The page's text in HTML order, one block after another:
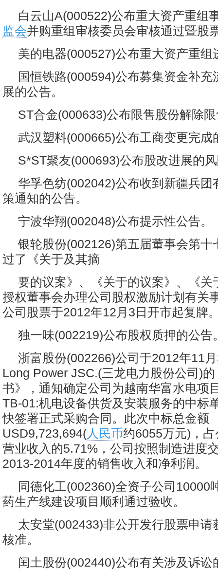
白云山A(000522)公布重大资产重组
监会并购重组审核委员会审核通过暨股
美的电器(000527)公布重大资产重组
国恒铁路(000594)公布募集资金补充
展的公告。
ST合金(000633)公布限售股份解除
武汉塑料(000665)公布工商变更完成
S*ST聚友(000693)公布股改进展的
华孚色纺(002042)公布收到新疆兵团
策通知的公告。
宁波华翔(002048)公布提示性公告。
银轮股份(002126)第五届董事会第十
过了《关于及其摘
要的议案》、《关于的议案》、《关
授权董事会办理公司股权激励计划有关
公司股票于2012年12月3日开市起复牌
独一味(002219)公布股权质押的公告
浙富股份(002266)公司于2012年11
Long Power JSC.(三龙电力股份公司)
书》，通知确定公司为越南华富水电项
TB-01:机电设备供货及安装服务的中标
快签署正式采购合同。此次中标总金额
USD9,723,694(人民币约6055万元)，
营业收入的5.71%，公司按照制造进度
2013-2014年度的销售收入和净利润。
同德化工(002360)全资子公司10000
药生产线建设项目顺利通过验收。
太安堂(002433)非公开发行股票申请
核准。
闰土股份(002440)公布有关涉及诉讼